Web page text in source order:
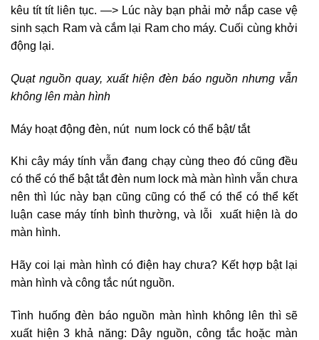
kêu tít tít liên tục. —> Lúc này bạn phải mở nắp case vệ
sinh sạch Ram và cắm lại Ram cho máy. Cuối cùng khởi
động lại.
Quạt nguồn quay, xuất hiện đèn báo nguồn nhưng vẫn
không lên màn hình
Máy hoạt động đèn, nút num lock có thể bật/ tắt
Khi cây máy tính vẫn đang chạy cùng theo đó cũng đều
có thể có thể bật tắt đèn num lock mà màn hình vẫn chưa
nên thì lúc này bạn cũng cũng có thể có thể có thể kết
luận case máy tính bình thường, và lỗi xuất hiện là do
màn hình.
Hãy coi lại màn hình có điện hay chưa? Kết hợp bật lại
màn hình và công tắc nút nguồn.
Tình huống đèn báo nguồn màn hình không lên thì sẽ
xuất hiện 3 khả năng: Dây nguồn, công tắc hoặc màn